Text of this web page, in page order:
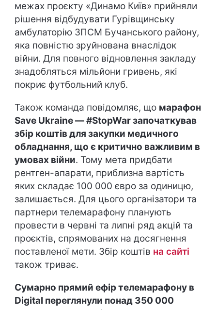
межах проєкту «Динамо Київ» прийняли
рішення відбудувати Гурівщинську
амбулаторію ЗПСМ Бучанського району,
яка повністю зруйнована внаслідок
війни. Для повного відновлення закладу
знадобляться мільйони гривень, які
покриє футбольний клуб.
Також команда повідомляє, що марафон
Save Ukraine — #StopWar започаткував
збір коштів для закупки медичного
обладнання, що є критично важливим в
умовах війни. Тому мета придбати
рентген-апарати, приблизна вартість
яких складає 100 000 євро за одиницю,
залишається. Для цього організатори та
партнери телемарафону планують
провести в червні та липні ряд акцій та
проєктів, спрямованих на досягнення
поставленої мети. Збір коштів на сайті
також триває.
Сумарно прямий ефір телемарафону в
Digital переглянули понад 350 000